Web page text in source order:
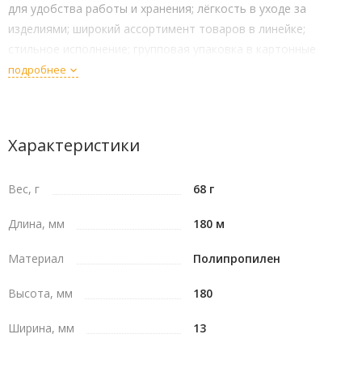
для удобства работы и хранения; лёгкость в уходе за
изделиями; широкий ассортимент товаров в линейке;
коробки. Кол-во зубьев - 9 пластинчатых. Назначение: для
0,47 X 0,13 X 0,04
подробнее
Характеристики
Вес, г 68 г
Длина, мм 180 м
Материал Полипропилен
Высота, мм 180
Ширина, мм 13